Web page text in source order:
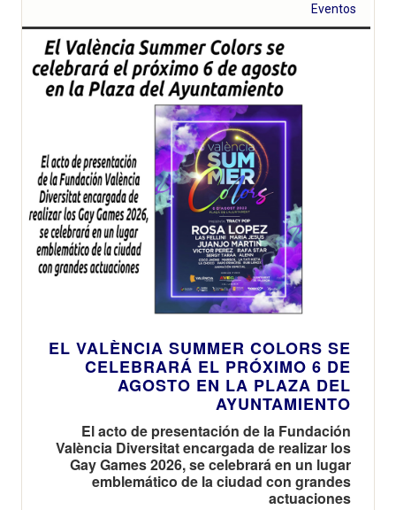
Eventos
EL VALÈNCIA SUMMER COLORS SE
CELEBRARÁ EL PRÓXIMO 6 DE
AGOSTO EN LA PLAZA DEL
AYUNTAMIENTO
El acto de presentación de la Fundación
València Diversitat encargada de realizar los
Gay Games 2026, se celebrará en un lugar
emblemático de la ciudad con grandes
actuaciones